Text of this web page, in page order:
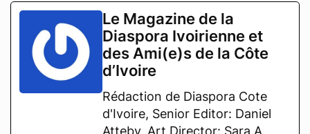
Le Magazine de la
Diaspora Ivoirienne et
des Ami(e)s de la Côte
d’Ivoire
Rédaction de Diaspora Cote
d'Ivoire, Senior Editor: Daniel
Atteby, Art Director: Sara A.